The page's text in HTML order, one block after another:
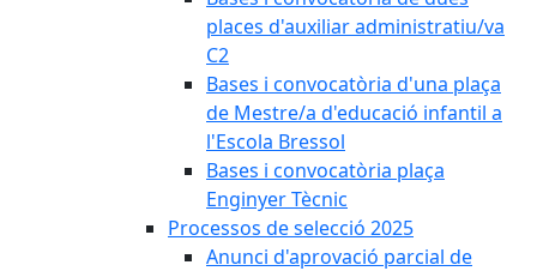
places d'auxiliar administratiu/va
C2
Bases i convocatòria d'una plaça
de Mestre/a d'educació infantil a
l'Escola Bressol
Bases i convocatòria plaça
Enginyer Tècnic
Processos de selecció 2025
Anunci d'aprovació parcial de